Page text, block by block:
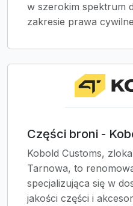
w szerokim spektrum
zakresie prawa
Części broni -
Kobold Customs,
Tarnowa, to
specjalizująca się w
jakości części i